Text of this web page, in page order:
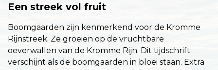
Een streek vol fruit
Boomgaarden zijn kenmerkend voor de Kromme
Rijnstreek. Ze groeien op de vruchtbare
oeverwallen van de Kromme Rijn. Dit tijdschrift
verschijnt als de boomgaarden in bloei staan. Extra